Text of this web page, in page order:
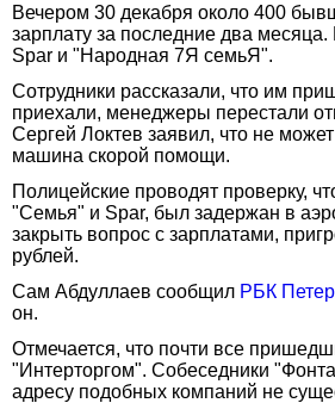
Вечером 30 декабря около 400
зарплату за последние два месяца.
Spar и "Народная 7Я семьЯ".
Сотрудники рассказали, что им
приехали, менеджеры перестали
Сергей Локтев заявил, что не
машина скорой помощи.
Полицейские проводят проверку,
"Семья" и Spar, был задержан в
закрыть вопрос с зарплатами,
рублей.
Сам Абдуллаев сообщил РБК
он.
Отмечается, что почти все
"Интерторгом". Собеседники
адресу подобных компаний не